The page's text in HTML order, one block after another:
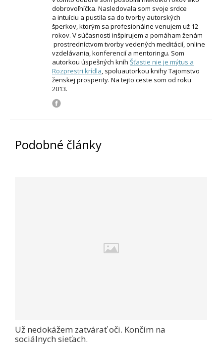
dobrovoľníčka. Nasledovala som svoje srdce
a intuíciu a pustila sa do tvorby autorských
šperkov, ktorým sa profesionálne venujem už 12
rokov. V súčasnosti inšpirujem a pomáham ženám
prostredníctvom tvorby vedených meditácií, online
vzdelávania, konferencií a mentoringu. Som
autorkou úspešných kníh Šťastie nie je mýtus a
Rozprestri krídla, spoluautorkou knihy Tajomstvo
ženskej prosperity. Na tejto ceste som od roku
2013.
Podobné články
Už nedokážem zatvárať oči. Končím na
sociálnych sieťach.